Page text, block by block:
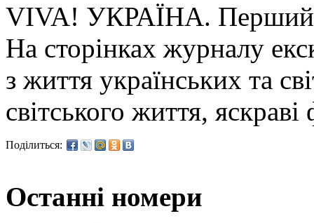
VIVA! УКРАЇНА. Перший
На сторінках журналу
з життя українських та
світського життя, яскраві
Поділиться:
Останні номери